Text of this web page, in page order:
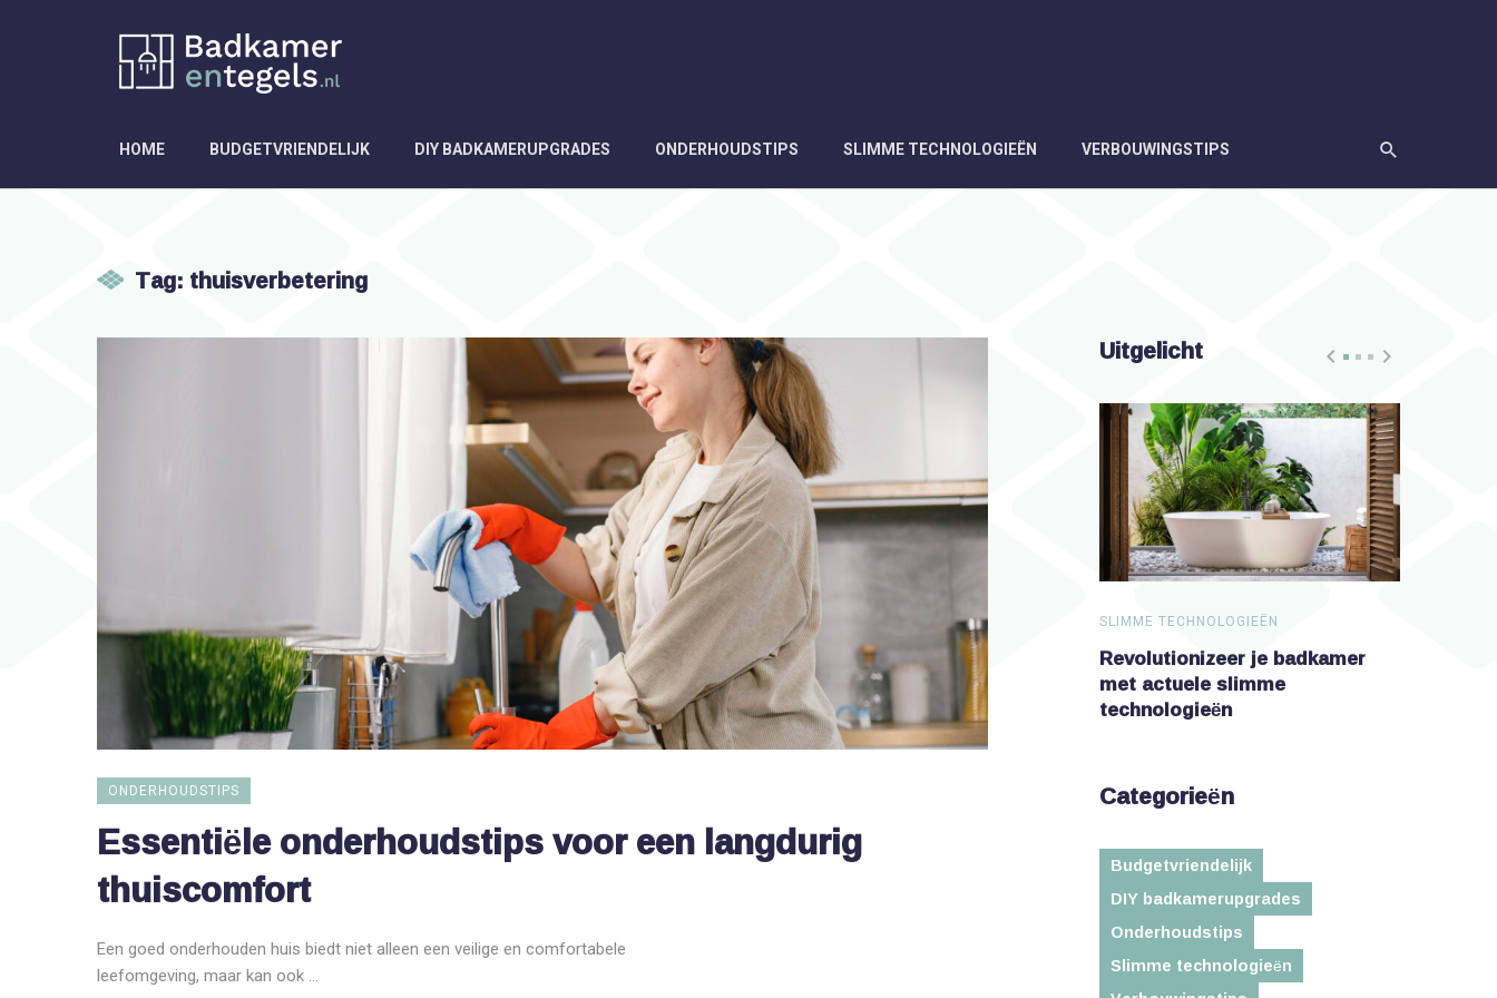
HOME BUDGETVRIENDELIJK DIY BADKAMERUPGRADES ONDERHOUDSTIPS SLIMME TECHNOLOGIEËN VERBOUWINGSTIPS
Tag: thuisverbetering
ONDERHOUDSTIPS
Essentiële onderhoudstips voor een langdurig
thuiscomfort
Een goed onderhouden huis biedt niet alleen een veilige en comfortabele
leefomgeving, maar kan ook ...
Uitgelicht
SLIMME TECHNOLOGIEËN
Verander je routine in luxe
SLIMME TECHNOLOGIEËN
Revolutioneer je badkamer met
slimme technologieën
SLIMME TECHNOLOGIEËN
Revolutionizeer je badkamer
met actuele slimme
technologieën
Categorieën
Budgetvriendelijk
DIY badkamerupgrades
Onderhoudstips
Slimme technologieën